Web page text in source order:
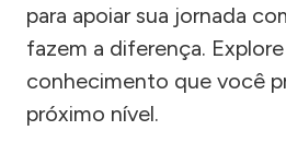
para apoiar sua jornada
fazem a diferença.
conhecimento que você
próximo nível.